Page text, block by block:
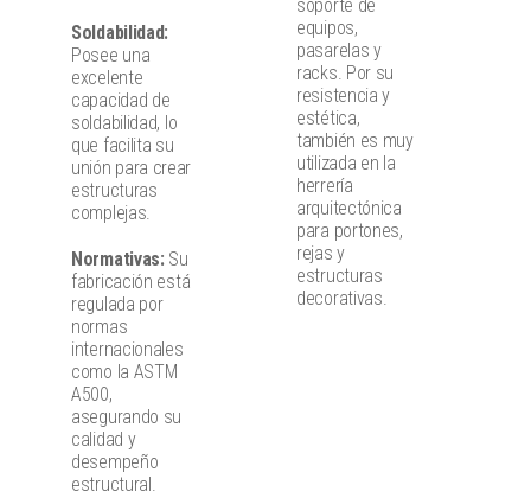
Soldabilidad:
Posee una
excelente
capacidad de
soldabilidad, lo
que facilita su
unión para crear
estructuras
complejas.
Normativas: Su
fabricación está
regulada por
normas
internacionales
como la ASTM
A500,
asegurando su
calidad y
desempeño
estructural.
soporte de
equipos,
pasarelas y
racks. Por su
resistencia y
estética,
también es muy
utilizada en la
herrería
arquitectónica
para portones,
rejas y
estructuras
decorativas.